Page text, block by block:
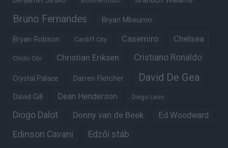
Bruno Fernandes Bryan Mbeumo
Bryan Robson Cardiff City Casemiro Chelsea
Chido Obi Christian Eriksen Cristiano Ronaldo
Crystal Palace Darren Fletcher David De Gea
David Gill Dean Henderson Diego Leon
Diogo Dalot Donny van de Beek Ed Woodward
Edinson Cavani Edzői stáb